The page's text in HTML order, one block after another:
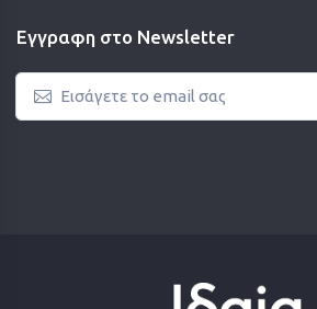
Εγγραφη στο Newsletter